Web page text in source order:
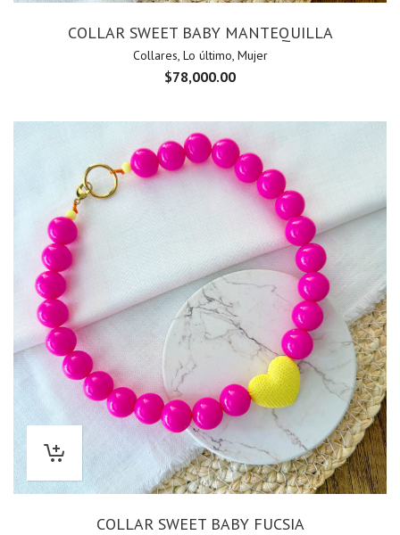
COLLAR SWEET BABY MANTEQUILLA
Collares, Lo último, Mujer
$78,000.00
COLLAR SWEET BABY FUCSIA